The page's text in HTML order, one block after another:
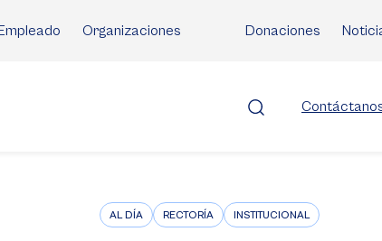
Organizaciones Donaciones
AL DÍA RECTORÍA INSTITUCIONAL